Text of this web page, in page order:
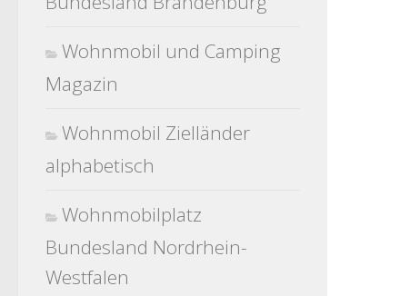
Wohnmobil und Camping
Magazin
Wohnmobil Zielländer
alphabetisch
Wohnmobilplatz
Bundesland Nordrhein-
Westfalen